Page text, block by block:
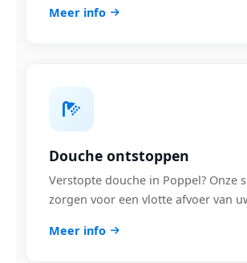
Meer info
Douche ontstoppen
Verstopte douche in Poppel? Onze
zorgen voor een vlotte afvoer van
Meer info